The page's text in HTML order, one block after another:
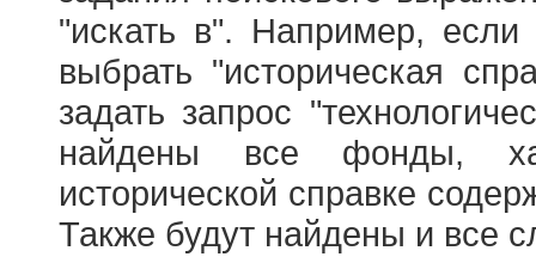
"искать в". Например,
выбрать "историческая
задать запрос
найдены все фонды,
исторической справке
Также будут найдены и все